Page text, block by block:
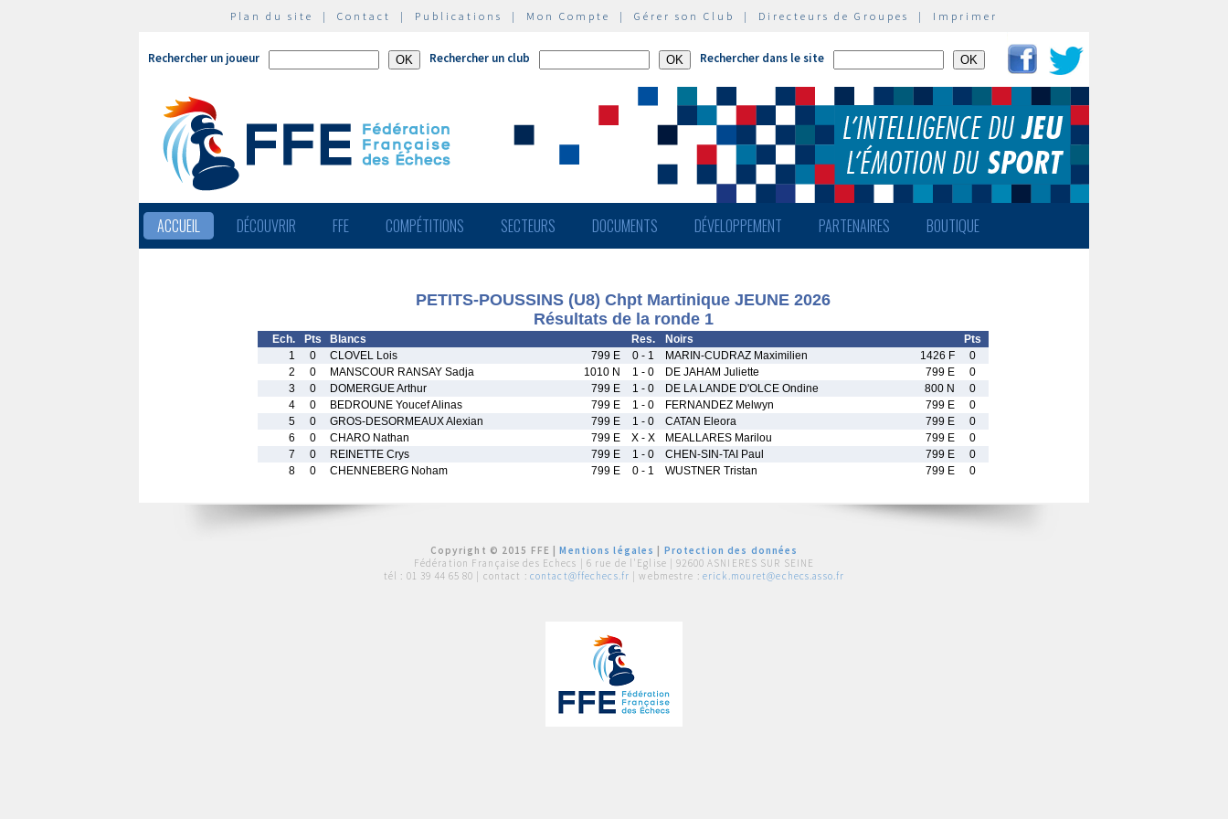
Plan du site | Contact | Publications | Mon Compte | Gérer son Club | Directeurs de Groupes | Imprimer
Rechercher un joueur Rechercher un club Rechercher dans le site
ACCUEIL DÉCOUVRIR FFE COMPÉTITIONS SECTEURS DOCUMENTS DÉVELOPPEMENT PARTENAIRES BOUTIQUE
PETITS-POUSSINS (U8) Chpt Martinique JEUNE 2026
Résultats de la ronde 1
Ech. Pts Blancs Res. Noirs
Pts
1
0 CLOVEL Lois 799 E 0 - 1 MARIN-CUDRAZ Maximilien 1426 F
0
2
0 MANSCOUR RANSAY Sadja 1010 N 1 - 0 DE JAHAM Juliette 799 E
0
3
0 DOMERGUE Arthur 799 E 1 - 0 DE LA LANDE D'OLCE Ondine 800 N
0
4
0 BEDROUNE Youcef Alinas 799 E 1 - 0 FERNANDEZ Melwyn 799 E
0
5
0 GROS-DESORMEAUX Alexian 799 E 1 - 0 CATAN Eleora 799 E
0
6
0 CHARO Nathan 799 E X - X MEALLARES Marilou 799 E
0
7
0 REINETTE Crys 799 E 1 - 0 CHEN-SIN-TAI Paul 799 E
0
8
0 CHENNEBERG Noham 799 E 0 - 1 WUSTNER Tristan 799 E 0
Copyright © 2015 FFE |Mentions légales
Protection des données
Fédération Française des Echecs | 6 rue de l'Eglise | 92600 ASNIERES SUR SEINE
tél : 01 39 44 65 80 | contact : contact@ffechecs.fr | webmestre : erick.mouret@echecs.asso.fr